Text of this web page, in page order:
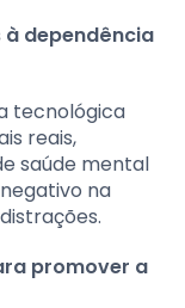
à dependência
tecnológica
reais,
saúde mental
na
promover a